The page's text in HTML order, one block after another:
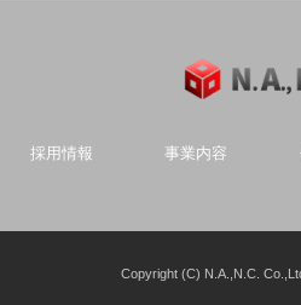
採用情報 事業内容
Copyright (C) N.A.,N.C.